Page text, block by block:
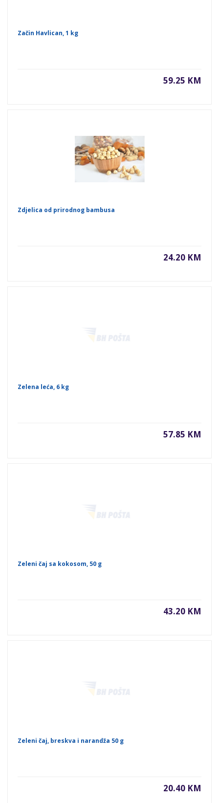
Začin Havlican, 1 kg
59.25 KM
Zdjelica od prirodnog bambusa
24.20 KM
Zelena leća, 6 kg
57.85 KM
Zeleni čaj sa kokosom, 50 g
43.20 KM
Zeleni čaj, breskva i narandža 50 g
20.40 KM